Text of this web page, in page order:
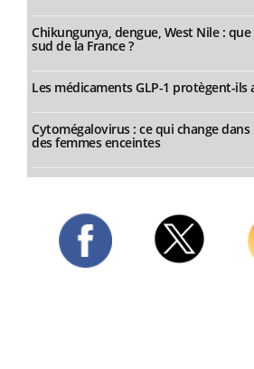
Chikungunya, dengue, West Nile :
sud de la France ?
Les médicaments GLP-1 protègent-ils
Cytomégalovirus : ce qui change dans
des femmes enceintes